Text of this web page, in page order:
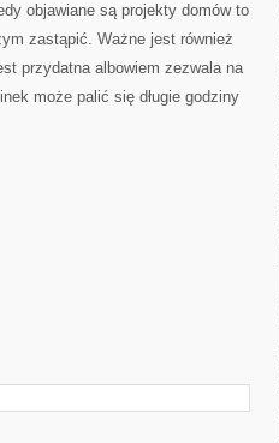
objawiane są projekty domów to
zastąpić. Ważne jest również
przydatna albowiem zezwala na
może palić się długie godziny